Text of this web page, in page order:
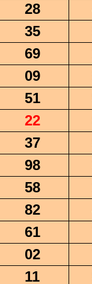
28
35
69
09
51
22
37
98
58
82
61
02
11